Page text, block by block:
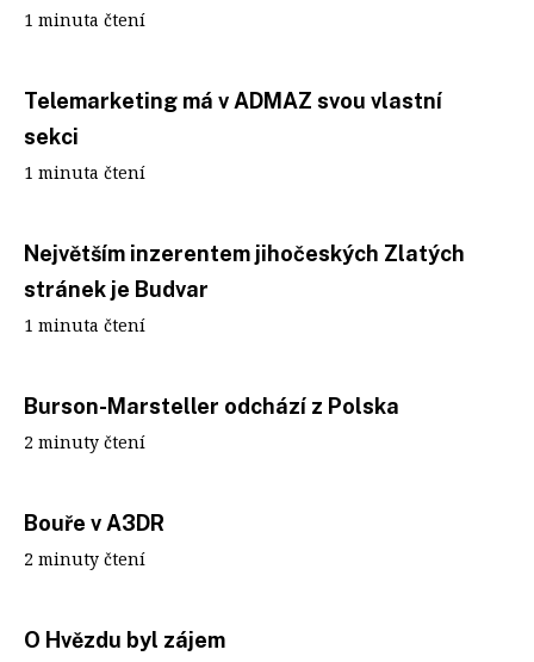
1 minuta čtení
Telemarketing má v ADMAZ svou vlastní
sekci
1 minuta čtení
Největším inzerentem jihočeských Zlatých
stránek je Budvar
1 minuta čtení
Burson-Marsteller odchází z Polska
2 minuty čtení
Bouře v A3DR
2 minuty čtení
O Hvězdu byl zájem